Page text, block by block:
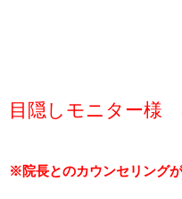
目隠しモニター様
※院長とのカウンセリング